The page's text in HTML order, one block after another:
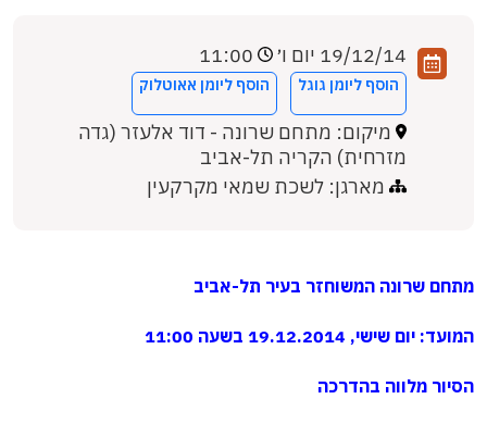
19/12/14 יום ו׳ 11:00
הוסף ליומן גוגל הוסף ליומן אאוטלוק
מיקום: מתחם שרונה - דוד אלעזר (גדה
מזרחית) הקריה תל-אביב
מארגן: לשכת שמאי מקרקעין
מתחם שרונה המשוחזר בעיר תל-אביב
המועד: יום שישי, 19.12.2014 בשעה 11:00
הסיור מלווה בהדרכה